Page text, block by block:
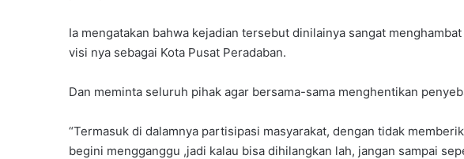
Ia mengatakan bahwa kejadian tersebut dinilainya sangat
visi nya sebagai Kota Pusat Peradaban.
Dan meminta seluruh pihak agar bersama-sama menghentikan
“Termasuk di dalamnya partisipasi masyarakat, dengan tidak
begini mengganggu ,jadi kalau bisa dihilangkan lah, jangan sampai